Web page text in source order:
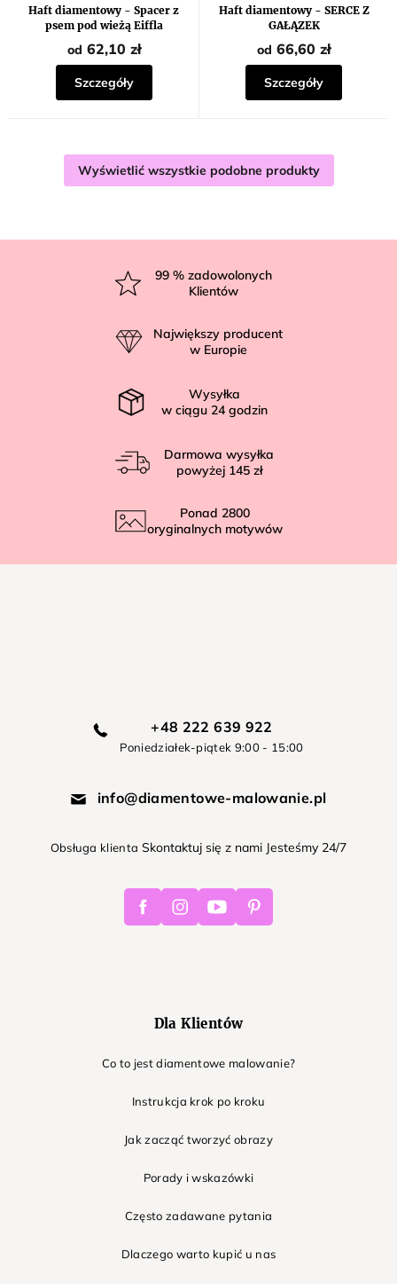
Haft diamentowy - Spacer z
psem pod wieżą Eiffla
od 62,10 zł
Szczegóły
Haft diamentowy - SERCE Z
GAŁĄZEK
od 66,60 zł
Szczegóły
Wyświetlić wszystkie podobne produkty
99 % zadowolonych
Klientów
Największy producent
w Europie
Wysyłka
w ciągu 24 godzin
Darmowa wysyłka
powyżej 145 zł
Ponad 2800
oryginalnych motywów
+48 222 639 922
Poniedziałek-piątek 9:00 - 15:00
info@diamentowe-malowanie.pl
Obsługa klienta Skontaktuj się z nami Jesteśmy 24/7
FacebookInstagramYoutube Pinterest
Dla Klientów
Co to jest diamentowe malowanie?
Instrukcja krok po kroku
Jak zacząć tworzyć obrazy
Porady i wskazówki
Często zadawane pytania
Dlaczego warto kupić u nas